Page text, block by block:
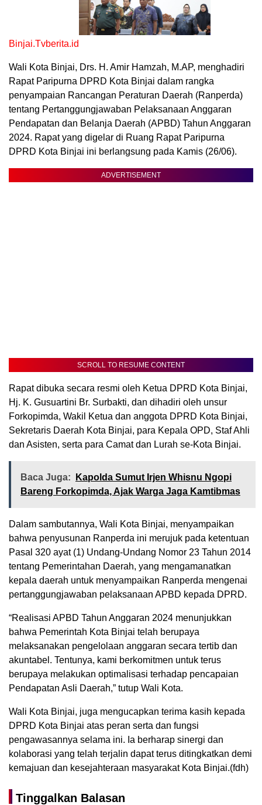
Binjai.Tvberita.id
Wali Kota Binjai, Drs. H. Amir Hamzah, M.AP, menghadiri
Rapat Paripurna DPRD Kota Binjai dalam rangka
penyampaian Rancangan Peraturan Daerah (Ranperda)
tentang Pertanggungjawaban Pelaksanaan Anggaran
Pendapatan dan Belanja Daerah (APBD) Tahun Anggaran
2024. Rapat yang digelar di Ruang Rapat Paripurna
DPRD Kota Binjai ini berlangsung pada Kamis (26/06).
ADVERTISEMENT
SCROLL TO RESUME CONTENT
Rapat dibuka secara resmi oleh Ketua DPRD Kota Binjai,
Hj. K. Gusuartini Br. Surbakti, dan dihadiri oleh unsur
Forkopimda, Wakil Ketua dan anggota DPRD Kota Binjai,
Sekretaris Daerah Kota Binjai, para Kepala OPD, Staf Ahli
dan Asisten, serta para Camat dan Lurah se-Kota Binjai.
Baca Juga:
Kapolda Sumut Irjen Whisnu Ngopi
Bareng Forkopimda, Ajak Warga Jaga Kamtibmas
Dalam sambutannya, Wali Kota Binjai, menyampaikan
bahwa penyusunan Ranperda ini merujuk pada ketentuan
Pasal 320 ayat (1) Undang-Undang Nomor 23 Tahun 2014
tentang Pemerintahan Daerah, yang mengamanatkan
kepala daerah untuk menyampaikan Ranperda mengenai
pertanggungjawaban pelaksanaan APBD kepada DPRD.
“Realisasi APBD Tahun Anggaran 2024 menunjukkan
bahwa Pemerintah Kota Binjai telah berupaya
melaksanakan pengelolaan anggaran secara tertib dan
akuntabel. Tentunya, kami berkomitmen untuk terus
berupaya melakukan optimalisasi terhadap pencapaian
Pendapatan Asli Daerah,” tutup Wali Kota.
Wali Kota Binjai, juga mengucapkan terima kasih kepada
DPRD Kota Binjai atas peran serta dan fungsi
pengawasannya selama ini. Ia berharap sinergi dan
kolaborasi yang telah terjalin dapat terus ditingkatkan demi
kemajuan dan kesejahteraan masyarakat Kota Binjai.(fdh)
Tinggalkan Balasan